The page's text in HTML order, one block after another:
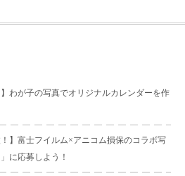
わが子の写真でオリジナルカレンダーを作
】富士フイルム×アニコム損保のコラボ写
に応募しよう！